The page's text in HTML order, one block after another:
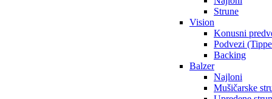
Strune
Vision
Konusni
Podvezi
Backing
Balzer
Najloni
Mušičarske